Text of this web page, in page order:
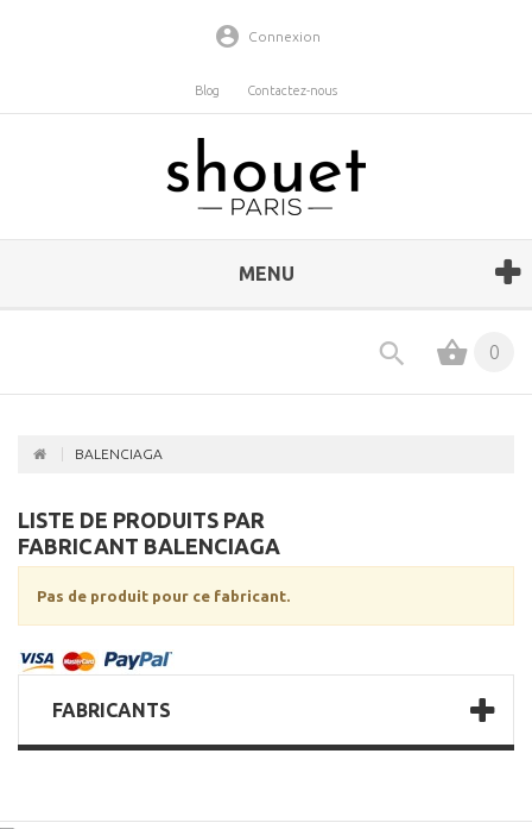
Connexion
Blog Contactez-nous
MENU
0
BALENCIAGA
LISTE DE PRODUITS PAR
FABRICANT BALENCIAGA
Pas de produit pour ce fabricant.
FABRICANTS